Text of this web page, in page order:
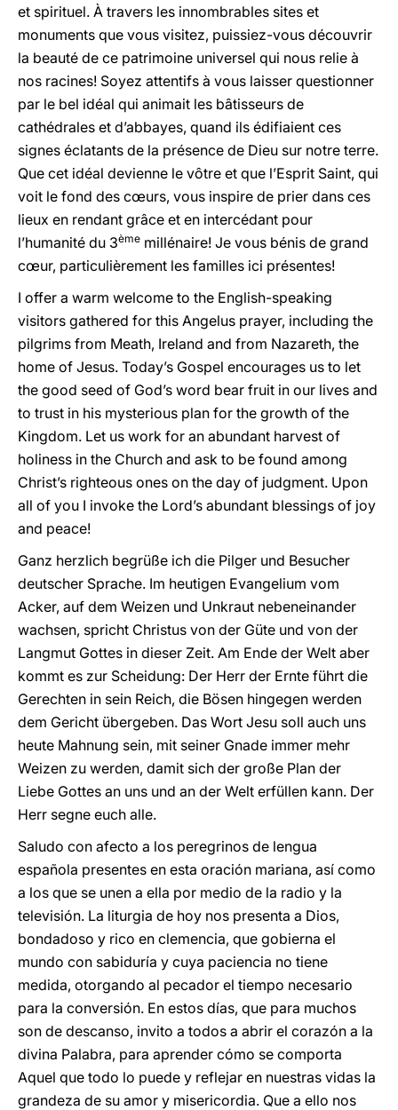
et spirituel. À travers les innombrables sites et
monuments que vous visitez, puissiez-vous découvrir
la beauté de ce patrimoine universel qui nous relie à
nos racines! Soyez attentifs à vous laisser questionner
par le bel idéal qui animait les bâtisseurs de
cathédrales et d’abbayes, quand ils édifiaient ces
signes éclatants de la présence de Dieu sur notre terre.
Que cet idéal devienne le vôtre et que l’Esprit Saint, qui
voit le fond des cœurs, vous inspire de prier dans ces
lieux en rendant grâce et en intercédant pour
l’humanité du 3ème millénaire! Je vous bénis de grand
cœur, particulièrement les familles ici présentes!
I offer a warm welcome to the English-speaking
visitors gathered for this Angelus prayer, including the
pilgrims from Meath, Ireland and from Nazareth, the
home of Jesus. Today’s Gospel encourages us to let
the good seed of God’s word bear fruit in our lives and
to trust in his mysterious plan for the growth of the
Kingdom. Let us work for an abundant harvest of
holiness in the Church and ask to be found among
Christ’s righteous ones on the day of judgment. Upon
all of you I invoke the Lord’s abundant blessings of joy
and peace!
Ganz herzlich begrüße ich die Pilger und Besucher
deutscher Sprache. Im heutigen Evangelium vom
Acker, auf dem Weizen und Unkraut nebeneinander
wachsen, spricht Christus von der Güte und von der
Langmut Gottes in dieser Zeit. Am Ende der Welt aber
kommt es zur Scheidung: Der Herr der Ernte führt die
Gerechten in sein Reich, die Bösen hingegen werden
dem Gericht übergeben. Das Wort Jesu soll auch uns
heute Mahnung sein, mit seiner Gnade immer mehr
Weizen zu werden, damit sich der große Plan der
Liebe Gottes an uns und an der Welt erfüllen kann. Der
Herr segne euch alle.
Saludo con afecto a los peregrinos de lengua
española presentes en esta oración mariana, así como
a los que se unen a ella por medio de la radio y la
televisión. La liturgia de hoy nos presenta a Dios,
bondadoso y rico en clemencia, que gobierna el
mundo con sabiduría y cuya paciencia no tiene
medida, otorgando al pecador el tiempo necesario
para la conversión. En estos días, que para muchos
son de descanso, invito a todos a abrir el corazón a la
divina Palabra, para aprender cómo se comporta
Aquel que todo lo puede y reflejar en nuestras vidas la
grandeza de su amor y misericordia. Que a ello nos